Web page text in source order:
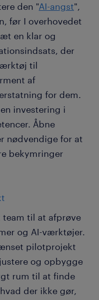
den "AI-angst",
før I overhovedet
en klar og
der
til
af
for dem.
investering i
Åbne
nødvendige for at
bekymringer
til at afprøve
og AI-værktøjer.
pilotprojekt
og opbygge
rum til at finde
der ikke gør,